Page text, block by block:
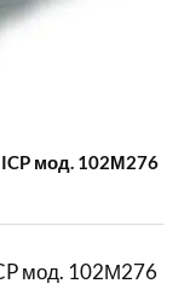
мод. 102М276
мод. 102М276